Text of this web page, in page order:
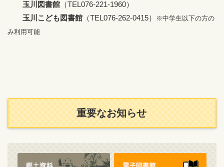
玉川図書館 （TEL076-221-1960）
玉川こども図書館 （TEL076-262-0415）
※中学生以下の方の
み利用可能
重要なお知らせ